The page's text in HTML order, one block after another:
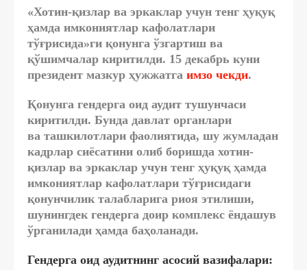
«Хотин-қизлар ва эркаклар учун тенг ҳуқуқ
ҳамда имкониятлар кафолатлари
тўғрисида»ги қонунга ўзгартиш ва
қўшимчалар киритилди. 15 декабрь куни
президент мазкур ҳужжатга имзо чекди.
Қонунга гендерга оид аудит тушунчаси
киритилди. Бунда давлат органлари
ва ташкилотлари фаолиятида, шу жумладан
кадрлар сиёсатини олиб боришда хотин-
қизлар ва эркаклар учун тенг ҳуқуқ ҳамда
имкониятлар кафолатлари тўғрисидаги
қонунчилик талабларига риоя этилиши,
шунингдек гендерга доир комплекс ёндашув
ўрганилади ҳамда баҳоланади.
Гендерга оид аудитнинг асосий вазифалари: